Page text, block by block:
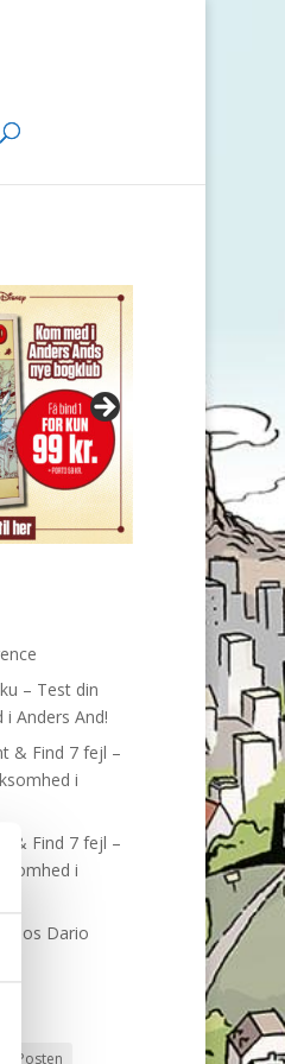
– Test din
Anders And!
& Find 7 fejl –
i
& Find 7 fejl –
i
hos Dario
Posten